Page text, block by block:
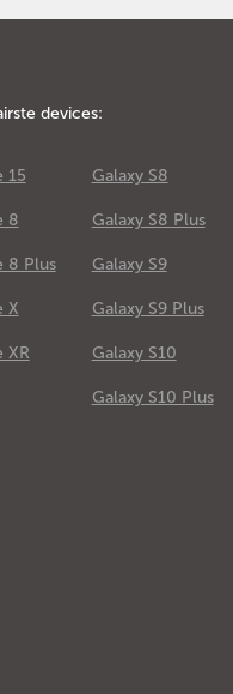
devices:
15
8
8 Plus
X
XR
Galaxy S8
Galaxy S8 Plus
Galaxy S9
Galaxy S9 Plus
Galaxy S10
Galaxy S10 Plus